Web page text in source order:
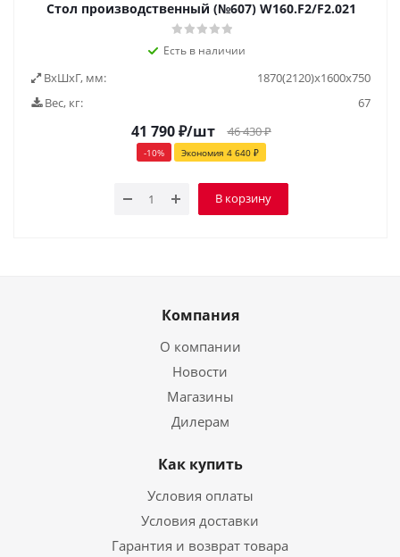
Стол производственный (№607) W160.F2/F2.021
Есть в наличии
ВxШxГ, мм:
1870(2120)x1600x750
Вес, кг:
67
41 790₽/шт 46 430₽
-10% Экономия 4 640₽
В корзину
Компания
О компании
Новости
Магазины
Дилерам
Как купить
Условия оплаты
Условия доставки
Гарантия и возврат товара